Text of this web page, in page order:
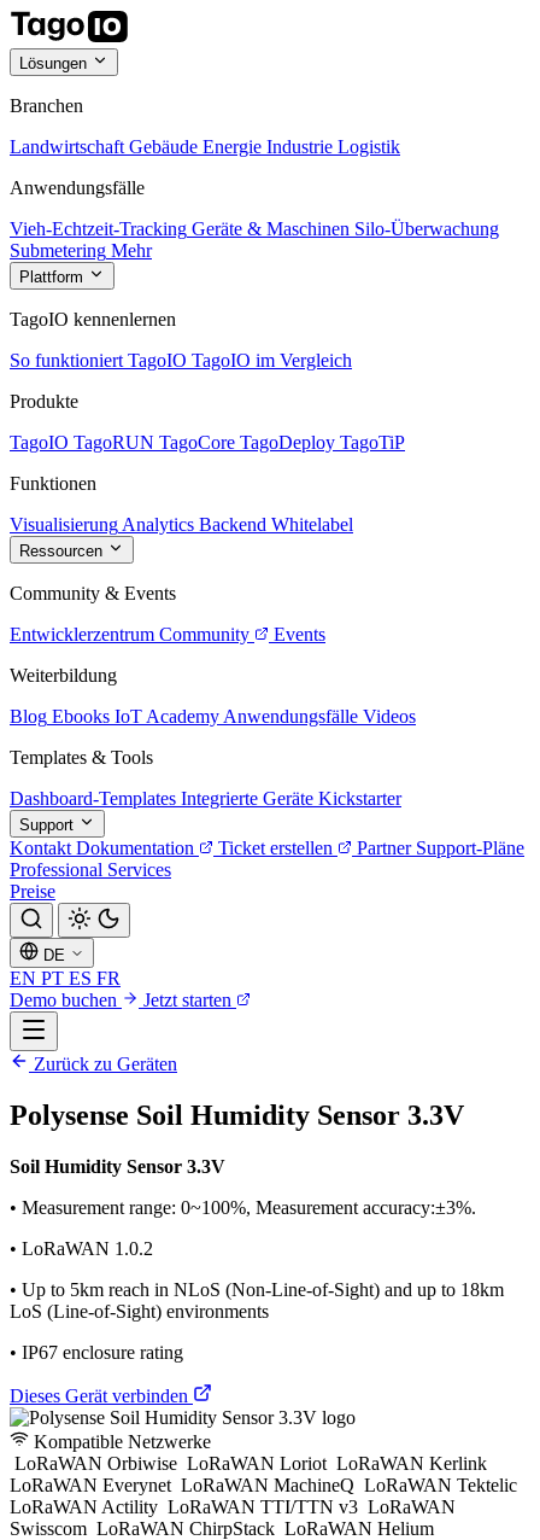
Lösungen
Branchen
Landwirtschaft Gebäude Energie Industrie Logistik
Anwendungsfälle
Vieh-Echtzeit-Tracking Geräte & Maschinen Silo-Überwachung
Submetering Mehr
Plattform
TagoIO kennenlernen
So funktioniert TagoIO TagoIO im Vergleich
Produkte
TagoIO TagoRUN TagoCore TagoDeploy TagoTiP
Funktionen
Visualisierung Analytics Backend Whitelabel
Ressourcen
Community & Events
Entwicklerzentrum Community
Events
Weiterbildung
Blog Ebooks IoT Academy Anwendungsfälle Videos
Templates & Tools
Dashboard-Templates Integrierte Geräte Kickstarter
Support
Kontakt Dokumentation Ticket erstellen Partner Support-Pläne
Professional Services
Preise
DE
EN PT ES FR
Demo buchen
Jetzt starten
Zurück zu Geräten
Polysense Soil Humidity Sensor 3.3V
Soil Humidity Sensor 3.3V
• Measurement range: 0~100%, Measurement accuracy:±3%.
• LoRaWAN 1.0.2
• Up to 5km reach in NLoS (Non-Line-of-Sight) and up to 18km
LoS (Line-of-Sight) environments
• IP67 enclosure rating
Dieses Gerät verbinden
Kompatible Netzwerke
LoRaWAN Orbiwise LoRaWAN Loriot LoRaWAN Kerlink
LoRaWAN Everynet LoRaWAN MachineQ LoRaWAN Tektelic
LoRaWAN Actility LoRaWAN TTI/TTN v3 LoRaWAN
Swisscom LoRaWAN ChirpStack LoRaWAN Helium